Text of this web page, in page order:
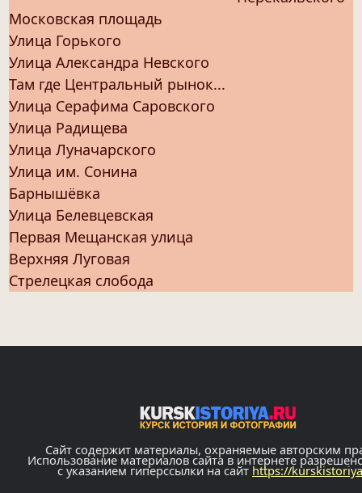
Московская площадь
Улица Горького
Улица Александра Невского
Там где Центральный рынок...
Улица Серафима Саровского
Улица Радищева
Улица Луначарского
Улица им. Сонина
Барнышёвка
Улица Белевцевская
Первая Мещанская улица
Верхняя Луговая
Стрелецкая слобода
Сайт содержит материалы, охраняемые авторским
Использование материалов сайта в интернете
с указанием гиперссылки на сайт https://